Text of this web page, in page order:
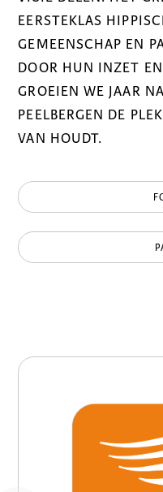
EERSTEKLAS
GEMEENSCHAP EN
DOOR HUN INZET
GROEIEN WE JAAR
PEELBERGEN DE
VAN HOUDT.